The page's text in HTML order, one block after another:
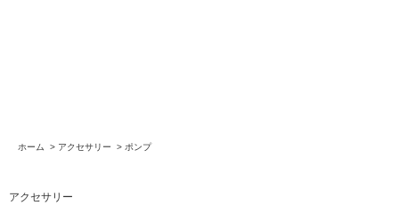
ホーム > アクセサリー > ポンプ
アクセサリー